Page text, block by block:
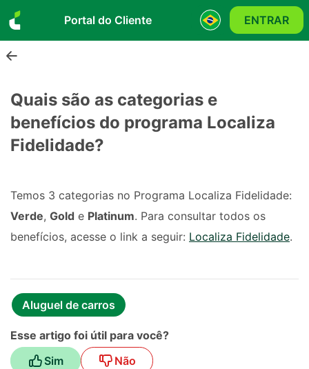
Portal do Cliente ENTRAR
Quais são as categorias e
benefícios do programa Localiza
Fidelidade?
Verde, Gold e Platinum. Para consultar todos os
benefícios, acesse o link a seguir: Localiza Fidelidade.
Esse artigo foi útil para você?
Sim
Não
Aluguel de carros